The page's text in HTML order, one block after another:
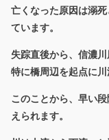
亡くなった原因は溺
ています。
失踪直後から、信濃
特に橋周辺を起点に川
このことから、早い
えられます。